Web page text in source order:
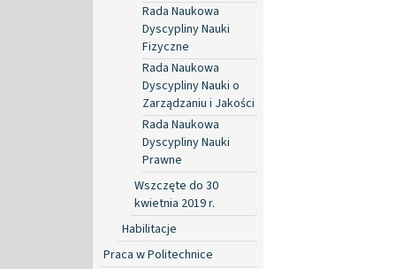
Rada Naukowa
Dyscypliny Nauki
Fizyczne
Rada Naukowa
Dyscypliny Nauki o
Zarządzaniu i Jakości
Rada Naukowa
Dyscypliny Nauki
Prawne
Wszczęte do 30
kwietnia 2019 r.
Habilitacje
Praca w Politechnice